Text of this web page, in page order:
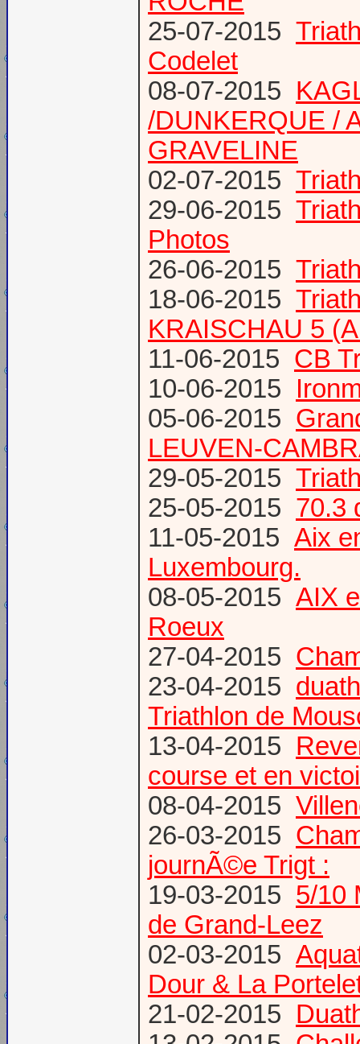
25-07-2015
Codelet
08-07-2015
/DUNKERQUE /
GRAVELINE
02-07-2015
29-06-2015
Photos
26-06-2015
18-06-2015
KRAISCHAU 5
11-06-2015 CB
10-06-2015
05-06-2015
LEUVEN-
29-05-2015
25-05-2015 70.3
11-05-2015 Aix
Luxembourg.
08-05-2015 AIX
Roeux
27-04-2015
23-04-2015
Triathlon de
13-04-2015
course et en
08-04-2015
26-03-2015
journÃ©e Trigt :
19-03-2015 5/10
de Grand-Leez
02-03-2015
Dour & La
21-02-2015